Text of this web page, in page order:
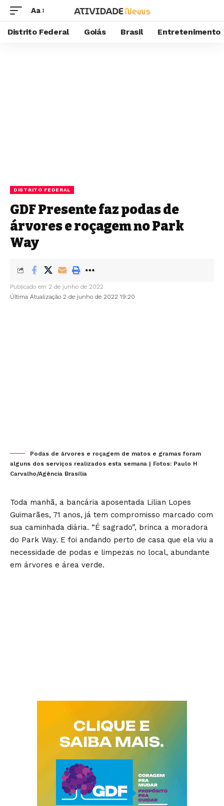
Aa
Distrito Federal Goiás Brasil Entretenimento
DISTRITO FEDERAL
GDF Presente faz podas de
árvores e roçagem no Park
Way
Última Atualização 2 de junho de 2022 19:20
Publicado em 2 de junho de 2022
Podas de árvores e roçagem de matos e gramas foram
alguns dos serviços realizados esta semana | Fotos: Paulo H
Carvalho/Agência Brasília
Toda manhã, a bancária aposentada Lilian Lopes
Guimarães, 71 anos, já tem compromisso marcado com
sua caminhada diária. “É sagrado”, brinca a moradora
do Park Way. E foi andando perto de casa que ela viu a
necessidade de podas e limpezas no local, abundante
em árvores e área verde.